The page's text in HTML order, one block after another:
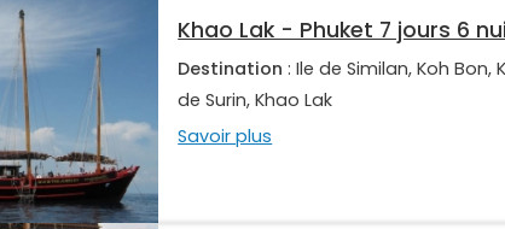
Khao Lak - Phuket 7 jours 6
Destination : Ile de Similan, Koh Bon,
de Surin, Khao Lak
Savoir plus